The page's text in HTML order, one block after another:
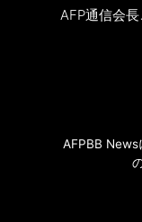
AFP通信会
AFPBB